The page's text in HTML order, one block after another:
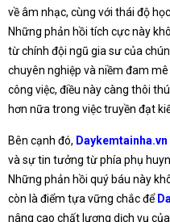
về âm nhạc, cùng với thái độ
Những phản hồi tích cực này
từ chính đội ngũ gia sư của
chuyên nghiệp và niềm đam
công việc, điều này càng thôi
hơn nữa trong việc truyền đạt
Bên cạnh đó, Daykemtainha.vn
và sự tin tưởng từ phía phụ
Những phản hồi quý báu này
còn là điểm tựa vững chắc để
nâng cao chất lượng dịch vụ